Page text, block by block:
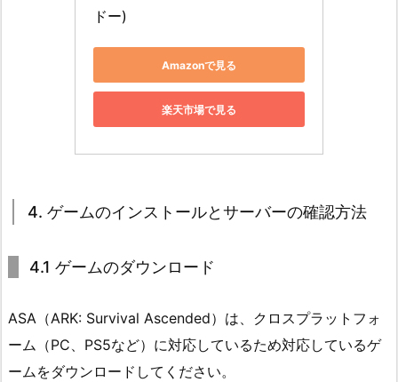
ドー)
Amazonで見る
楽天市場で見る
4. ゲームのインストールとサーバーの確認方法
4.1 ゲームのダウンロード
ASA（ARK: Survival Ascended）は、クロスプラットフォ
ーム（PC、PS5など）に対応しているため対応しているゲ
ームをダウンロードしてください。